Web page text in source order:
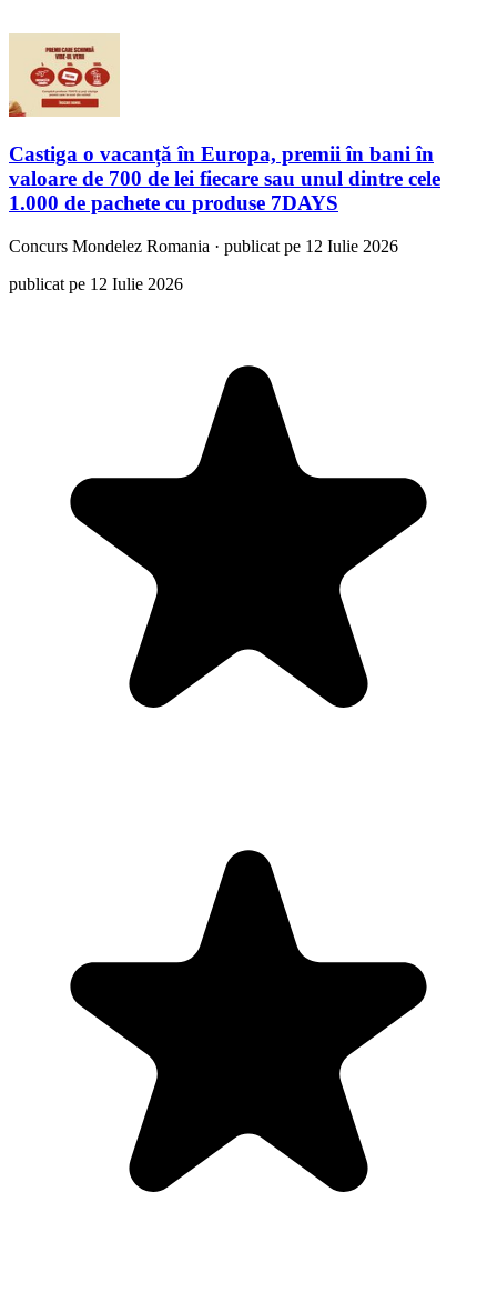
Castiga o vacanță în Europa, premii în bani în
valoare de 700 de lei fiecare sau unul dintre cele
1.000 de pachete cu produse 7DAYS
Concurs Mondelez Romania · publicat pe 12 Iulie 2026
publicat pe 12 Iulie 2026